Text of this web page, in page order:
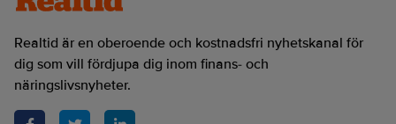
Realtid är en oberoende och kostnadsfri nyhetskanal för
dig som vill fördjupa dig inom finans- och
näringslivsnyheter.